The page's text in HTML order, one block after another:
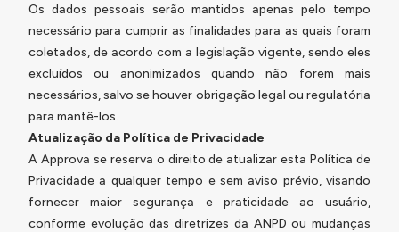
Os dados pessoais serão mantidos apenas pelo tempo
necessário para cumprir as finalidades para as quais foram
coletados, de acordo com a legislação vigente, sendo eles
excluídos ou anonimizados quando não forem mais
necessários, salvo se houver obrigação legal ou regulatória
para mantê-los.
Atualização da Política de Privacidade
A Approva se reserva o direito de atualizar esta Política de
Privacidade a qualquer tempo e sem aviso prévio, visando
fornecer maior segurança e praticidade ao usuário,
conforme evolução das diretrizes da ANPD ou mudanças